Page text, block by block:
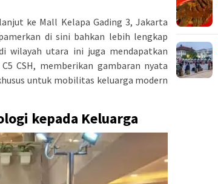
ke Mall Kelapa Gading 3, Jakarta
di sini bahkan lebih lengkap
wilayah utara ini juga mendapatkan
CSH, memberikan gambaran nyata
untuk mobilitas keluarga modern
kepada Keluarga